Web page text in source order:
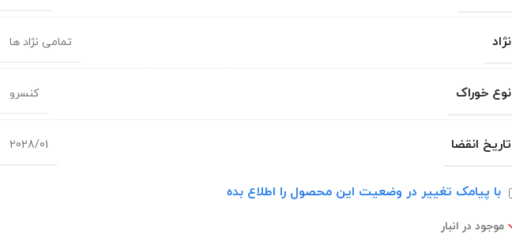
نژاد تمامی نژاد ها
نوع خوراک کنسرو
تاریخ انقضا 2028/01
با پیامک تغییر در وضعیت این محصول را اطلاع بده
موجود در انبار